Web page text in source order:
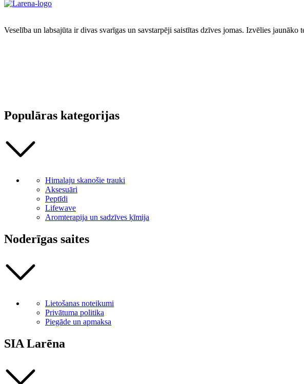
Veselība un labsajūta ir divas svarīgas un savstarpēji saistītas dzīves jomas. Izvēlies jaunāko
Populāras kategorijas
Himalaju skanošie trauki
Aksesuāri
Peptīdi
Lifewave
Aromterapija un sadzīves ķīmija
Noderīgas saites
Lietošanas noteikumi
Privātuma politika
Piegāde un apmaksa
SIA Larēna